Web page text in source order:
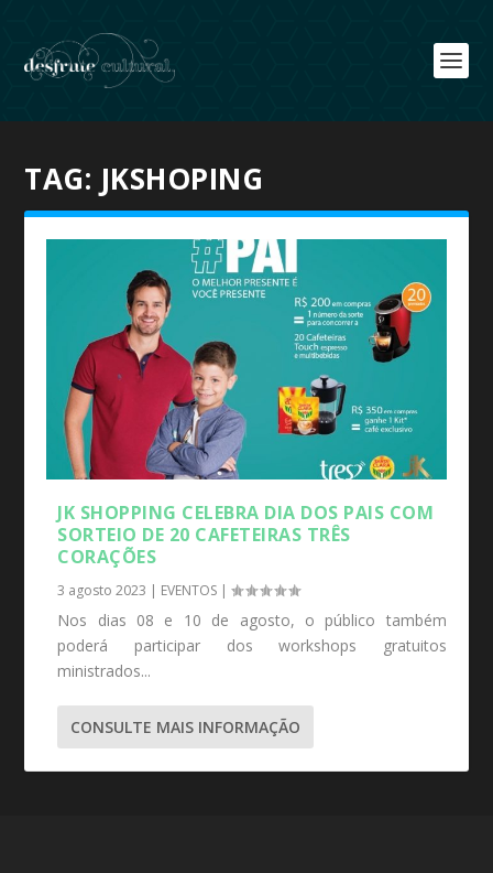
TAG: JKSHOPING
JK SHOPPING CELEBRA DIA DOS PAIS COM
SORTEIO DE 20 CAFETEIRAS TRÊS
CORAÇÕES
3 agosto 2023 | EVENTOS |
Nos dias 08 e 10 de agosto, o público também
poderá participar dos workshops gratuitos
ministrados...
CONSULTE MAIS INFORMAÇÃO